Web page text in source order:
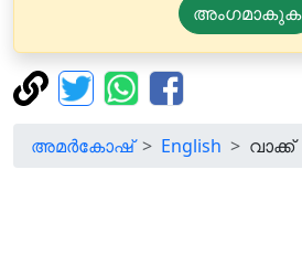
അംഗമാകുക
അമർകോഷ് English വാക്ക്